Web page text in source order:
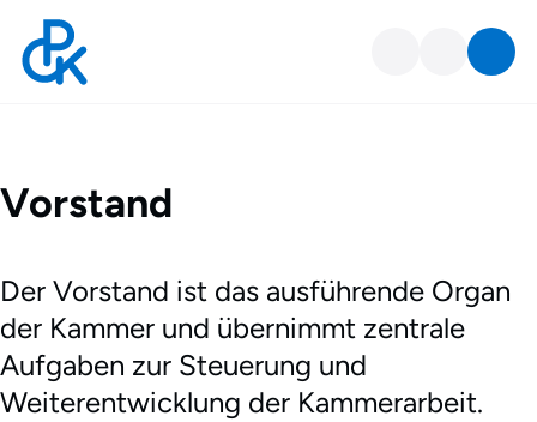
Vorstand
Vorstand
Der Vorstand ist das ausführende Organ
der Kammer und übernimmt zentrale
Aufgaben zur Steuerung und
Weiterentwicklung der Kammerarbeit.